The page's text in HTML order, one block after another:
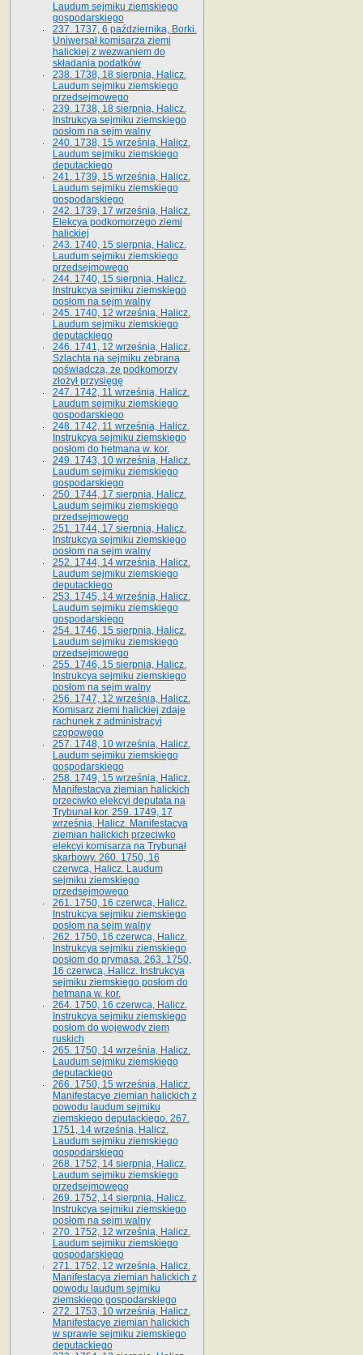
Laudum sejmiku ziemskiego
gospodarskiego
237. 1737, 6 października, Borki.
Uniwersał komisarza ziemi
halickiej z wezwaniem do
składania podatków
238. 1738, 18 sierpnia, Halicz.
Laudum sejmiku ziemskiego
przedsejmowego
239. 1738, 18 sierpnia, Halicz.
Instrukcya sejmiku ziemskiego
posłom na sejm walny
240. 1738, 15 września, Halicz.
Laudum sejmiku ziemskiego
deputackiego
241. 1739, 15 września, Halicz.
Laudum sejmiku ziemskiego
gospodarskiego
242. 1739, 17 września, Halicz.
Elekcya podkomorzego ziemi
halickiej
243. 1740, 15 sierpnia, Halicz.
Laudum sejmiku ziemskiego
przedsejmowego
244. 1740, 15 sierpnia, Halicz.
Instrukcya sejmiku ziemskiego
posłom na sejm walny
245. 1740, 12 września, Halicz.
Laudum sejmiku ziemskiego
deputackiego
246. 1741, 12 września, Halicz.
Szlachta na sejmiku zebrana
poświadcza, że podkomorzy
złożył przysięgę
247. 1742, 11 września, Halicz.
Laudum sejmiku ziemskiego
gospodarskiego
248. 1742, 11 września, Halicz.
Instrukcya sejmiku ziemskiego
posłom do hetmana w. kor.
249. 1743, 10 września, Halicz.
Laudum sejmiku ziemskiego
gospodarskiego
250. 1744, 17 sierpnia, Halicz.
Laudum sejmiku ziemskiego
przedsejmowego
251. 1744, 17 sierpnia, Halicz.
Instrukcya sejmiku ziemskiego
posłom na sejm walny
252. 1744, 14 września, Halicz.
Laudum sejmiku ziemskiego
deputackiego
253. 1745, 14 września, Halicz.
Laudum sejmiku ziemskiego
gospodarskiego
254. 1746, 15 sierpnia, Halicz.
Laudum sejmiku ziemskiego
przedsejmowego
255. 1746, 15 sierpnia, Halicz.
Instrukcya sejmiku ziemskiego
posłom na sejm walny
256. 1747, 12 września, Halicz.
Komisarz ziemi halickiej zdaje
rachunek z administracyi
czopowego
257. 1748, 10 września, Halicz.
Laudum sejmiku ziemskiego
gospodarskiego
258. 1749, 15 września, Halicz.
Manifestacya ziemian halickich
przeciwko elekcyi deputata na
Trybunał kor. 259. 1749, 17
września, Halicz. Manifestacya
ziemian halickich przeciwko
elekcyi komisarza na Trybunał
skarbowy. 260. 1750, 16
czerwca, Halicz. Laudum
sejmiku ziemskiego
przedsejmowego
261. 1750, 16 czerwca, Halicz.
Instrukcya sejmiku ziemskiego
posłom na sejm walny
262. 1750, 16 czerwca, Halicz.
Instrukcya sejmiku ziemskiego
posłom do prymasa. 263. 1750,
16 czerwca, Halicz. Instrukcya
sejmiku ziemskiego posłom do
hetmana w. kor.
264. 1750, 16 czerwca, Halicz.
Instrukcya sejmiku ziemskiego
posłom do wojewody ziem
ruskich
265. 1750, 14 września, Halicz.
Laudum sejmiku ziemskiego
deputackiego
266. 1750, 15 września, Halicz.
Manifestacye ziemian halickich z
powodu laudum sejmiku
ziemskiego deputackiego. 267.
1751, 14 września, Halicz.
Laudum sejmiku ziemskiego
gospodarskiego
268. 1752, 14 sierpnia, Halicz.
Laudum sejmiku ziemskiego
przedsejmowego
269. 1752, 14 sierpnia, Halicz.
Instrukcya sejmiku ziemskiego
posłom na sejm walny
270. 1752, 12 września, Halicz.
Laudum sejmiku ziemskiego
gospodarskiego
271. 1752, 12 września, Halicz.
Manifestacya ziemian halickich z
powodu laudum sejmiku
ziemskiego gospodarskiego
272. 1753, 10 września, Halicz.
Manifestacye ziemian halickich
w sprawie sejmiku ziemskiego
deputackiego